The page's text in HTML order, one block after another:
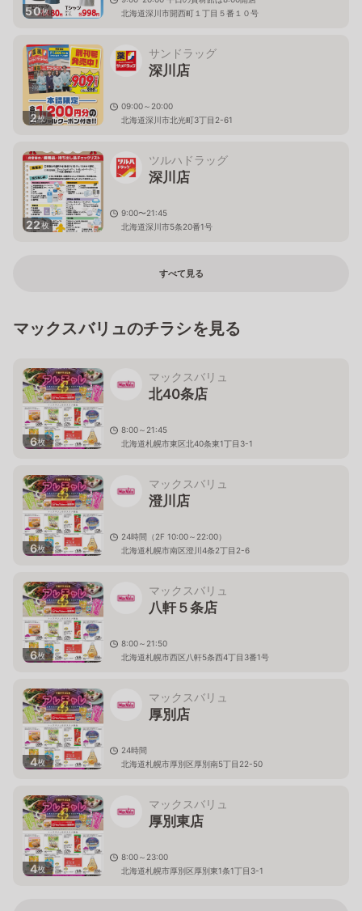
50枚
北海道深川市開西町１丁目５番１０号
2枚
サンドラッグ
深川店
09:00～20:00
北海道深川市北光町3丁目2-61
22枚
ツルハドラッグ
深川店
9:00〜21:45
北海道深川市5条20番1号
すべて見る
マックスバリュのチラシを見る
6枚
マックスバリュ
北40条店
8:00～21:45
北海道札幌市東区北40条東1丁目3-1
6枚
マックスバリュ
澄川店
24時間（2F 10:00～22:00）
北海道札幌市南区澄川4条2丁目2-6
6枚
マックスバリュ
八軒５条店
8:00～21:50
北海道札幌市西区八軒5条西4丁目3番1号
4枚
マックスバリュ
厚別店
24時間
北海道札幌市厚別区厚別南5丁目22-50
4枚
マックスバリュ
厚別東店
8:00～23:00
北海道札幌市厚別区厚別東1条1丁目3-1